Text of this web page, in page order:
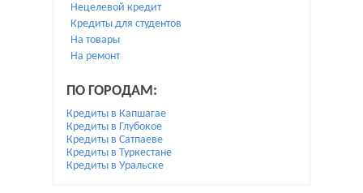
Нецелевой кредит
Кредиты для студентов
На товары
На ремонт
ПО ГОРОДАМ:
Кредиты в Капшагае
Кредиты в Глубокое
Кредиты в Сатпаеве
Кредиты в Туркестане
Кредиты в Уральске